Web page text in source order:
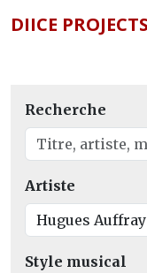
DIICE PROJECTS
Recherche
Artiste
Style musical